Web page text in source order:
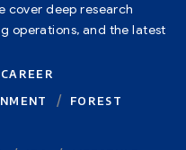
cover deep research
operations, and the latest
CAREER
FOREST